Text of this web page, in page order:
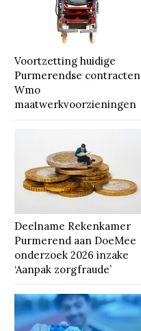
Voortzetting huidige
Purmerendse contracten
Wmo
maatwerkvoorzieningen
Deelname Rekenkamer
Purmerend aan DoeMee
onderzoek 2026 inzake
‘Aanpak zorgfraude’